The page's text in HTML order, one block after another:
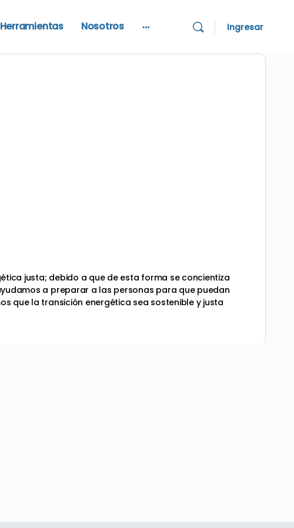
Herramientas Nosotros Ingresar
justa; debido a que de esta forma se concientiza
a preparar a las personas para que puedan
que la transición energética sea sostenible y justa